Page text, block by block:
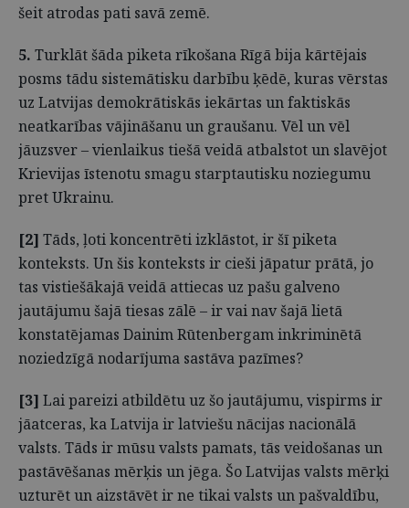
šeit atrodas pati savā zemē.
5. Turklāt šāda piketa rīkošana Rīgā bija kārtējais
posms tādu sistemātisku darbību ķēdē, kuras vērstas
uz Latvijas demokrātiskās iekārtas un faktiskās
neatkarības vājināšanu un graušanu. Vēl un vēl
jāuzsver – vienlaikus tiešā veidā atbalstot un slavējot
Krievijas īstenotu smagu starptautisku noziegumu
pret Ukrainu.
[2] Tāds, ļoti koncentrēti izklāstot, ir šī piketa
konteksts. Un šis konteksts ir cieši jāpatur prātā, jo
tas vistiešākajā veidā attiecas uz pašu galveno
jautājumu šajā tiesas zālē – ir vai nav šajā lietā
konstatējamas Dainim Rūtenbergam inkriminētā
noziedzīgā nodarījuma sastāva pazīmes?
[3] Lai pareizi atbildētu uz šo jautājumu, vispirms ir
jāatceras, ka Latvija ir latviešu nācijas nacionālā
valsts. Tāds ir mūsu valsts pamats, tās veidošanas un
pastāvēšanas mērķis un jēga. Šo Latvijas valsts mērķi
uzturēt un aizstāvēt ir ne tikai valsts un pašvaldību,